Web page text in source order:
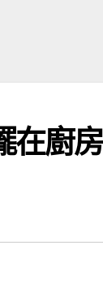
在廚